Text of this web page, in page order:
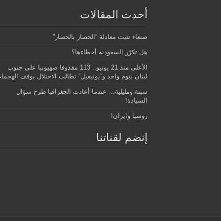
أحدث المقالات
صنعاء تثبت معادلة “الحصار بالحصار”
هل تكرّر السعودية أخطاءها؟
الأعلى منذ 21 يونيو.. 113 مقذوفا صهيونيا على جنوب
لبنان بيوم واحد و”يونيفيل” تطالب الاحتلال بوقف
سبتة ومليلية… عندما أعادت الجغرافيا طرح سؤال
السيادة!
روسيا وايران!
إنضم لقناتنا